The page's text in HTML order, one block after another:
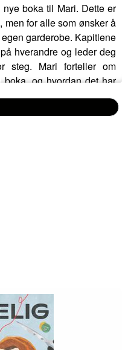
boka til Mari. Dette er
men for alle som ønsker å
garderobe. Kapitlene
hverandre og leder deg
steg. Mari forteller om
og hvordan det har
lytt!